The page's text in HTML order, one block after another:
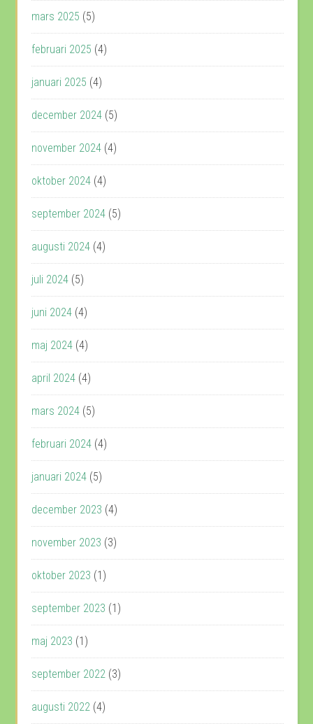
mars 2025 (5)
februari 2025 (4)
januari 2025 (4)
december 2024 (5)
november 2024 (4)
oktober 2024 (4)
september 2024 (5)
augusti 2024 (4)
juli 2024 (5)
juni 2024 (4)
maj 2024 (4)
april 2024 (4)
mars 2024 (5)
februari 2024 (4)
januari 2024 (5)
december 2023 (4)
november 2023 (3)
oktober 2023 (1)
september 2023 (1)
maj 2023 (1)
september 2022 (3)
augusti 2022 (4)